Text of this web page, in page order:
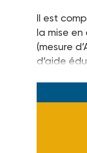
Il est
la mise
(mesure
d’aide